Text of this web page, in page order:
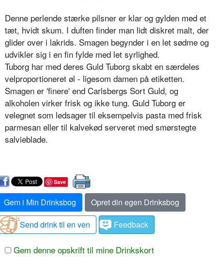
Denne perlende stærke pilsner er klar og gylden med et
tæt, hvidt skum. I duften finder man lidt diskret malt, der
glider over i lakrids. Smagen begynder i en let sødme og
udvikler sig i en fin fylde med let syrlighed.
Tuborg har med deres Guld Tuborg skabt en særdeles
velproportioneret øl - ligesom damen på etiketten.
Smagen er 'finere' end Carlsbergs Sort Guld, og
alkoholen virker frisk og ikke tung. Guld Tuborg er
velegnet som ledsager til eksempelvis pasta med frisk
parmesan eller til kalvekød serveret med smørstegte
salvieblade.
Save
Gem i Min Drinksbog
Opret din egen Drinksbog
Send drink til en ven
Feedback
Gem denne opskrift til mine Drinkskort